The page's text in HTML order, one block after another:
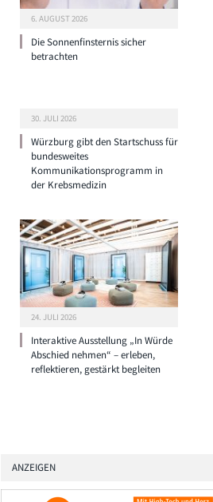
6. AUGUST 2026
Die Sonnenfinsternis sicher
betrachten
30. JULI 2026
Würzburg gibt den Startschuss für
bundesweites
Kommunikationsprogramm in
der Krebsmedizin
24. JULI 2026
Interaktive Ausstellung „In Würde
Abschied nehmen“ – erleben,
reflektieren, gestärkt begleiten
ANZEIGEN